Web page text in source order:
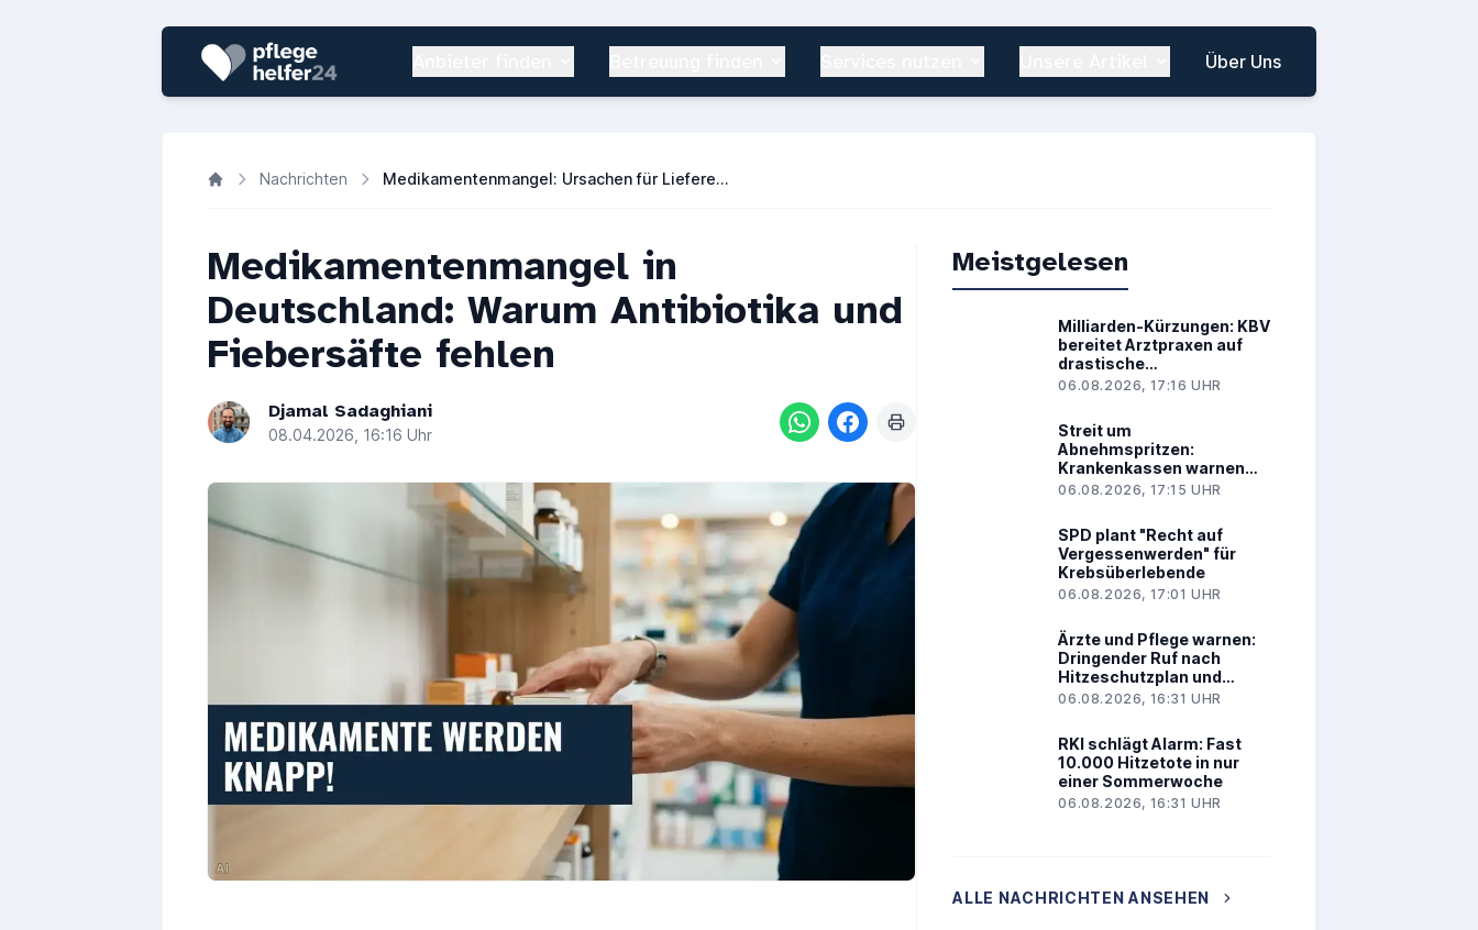
Über Uns
Nachrichten Medikamentenmangel: Ursachen für Lieferengpässe in Apotheken
Medikamentenmangel in
Deutschland: Warum Antibiotika und
Fiebersäfte fehlen
Djamal Sadaghiani
08.04.2026, 16:16 Uhr
Meistgelesen
Milliarden-Kürzungen: KBV
bereitet Arztpraxen auf
drastische
Leistungskürzungen vor
06.08.2026, 17:16 UHR
Streit um
Abnehmspritzen:
Krankenkassen warnen
vor Milliardenkosten
06.08.2026, 17:15 UHR
SPD plant "Recht auf
Vergessenwerden" für
Krebsüberlebende
06.08.2026, 17:01 UHR
Ärzte und Pflege warnen:
Dringender Ruf nach
Hitzeschutzplan und
Hitzegipfel
06.08.2026, 16:31 UHR
RKI schlägt Alarm: Fast
10.000 Hitzetote in nur
einer Sommerwoche
06.08.2026, 16:31 UHR
ALLE NACHRICHTEN ANSEHEN